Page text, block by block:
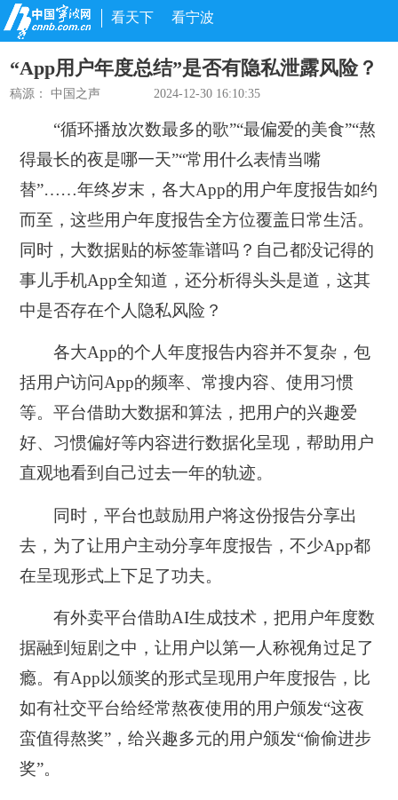
看天下 看宁波
“App用户年度总结”是否有隐私泄露风险？
稿源：中国之声 2024-12-30 16:10:35
“循环播放次数最多的歌”“最偏爱的美食”“熬
得最长的夜是哪一天”“常用什么表情当嘴
替”……年终岁末，各大App的用户年度报告如约
而至，这些用户年度报告全方位覆盖日常生活。
同时， 大数据贴的标签靠谱吗？ 自己都没记得的
事儿手机App全知道，还分析得头头是道，这其
中是否存在个人隐私风险？
各大App的个人年度报告内容并不复杂，包
括用户访问App的频率、常搜内容、使用习惯
等。平台借助大数据和算法，把用户的兴趣爱
好、习惯偏好等内容进行数据化呈现，帮助用户
直观地看到自己过去一年的轨迹。
同时，平台也鼓励用户将这份报告分享出
去，为了让用户主动分享年度报告，不少App都
在呈现形式上下足了功夫。
有外卖平台借助AI生成技术，把用户年度数
据融到短剧之中，让用户以第一人称视角过足了
瘾。有App以颁奖的形式呈现用户年度报告，比
如有社交平台给经常熬夜使用的用户颁发“这夜
蛮值得熬奖”，给兴趣多元的用户颁发“偷偷进步
奖”。